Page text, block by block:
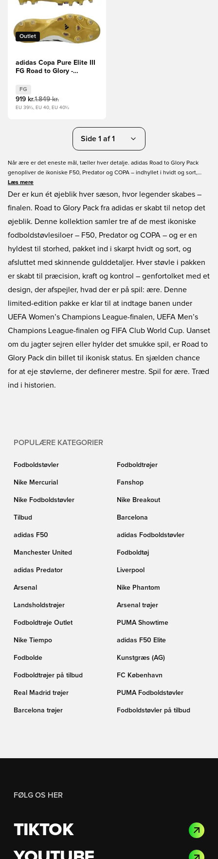
Outlet
adidas Copa Pure Elite III
FG Road to Glory -
FG
919 kr.1.849 kr.
EU 39½, EU 40, EU 40½
Side 1 af 1
Når ære er det eneste mål, tæller hver detalje. adidas Road to Glory Pack
genopliver de ikoniske F50, Predator og COPA – indhyllet i hvidt og sort,
kronet med metallisk guld. Skabt til at skinne på de største scener: UEFA
Women's og Men's Champions League-finalerne og FIFA Club World Cup. Én
Læs mere
Der er kun ét øjeblik hver sæson, hvor legender skabes –
finalen. Road to Glory Pack fra adidas er skabt til netop det
øjeblik. Denne kollektion samler tre af de mest ikoniske
fodboldstøvlesiloer – F50, Predator og COPA – og er en
hyldest til storhed, pakket ind i skarpt hvidt og sort, og
afsluttet med skinnende gulddetaljer. Hver støvle i pakken
er skabt til præcision, kraft og kontrol – genfortolket med et
design, der afspejler, hvad der er på spil: ære. Denne
limited-edition pakke er klar til at indtage banen under
UEFA Women’s Champions League-finalen, UEFA Men’s
Champions League-finalen og FIFA Club World Cup. Uanset
om du jagter sejren eller hylder det smukke spil, er Road to
Glory Pack din billet til ikonisk status. En sjælden chance
for at eje støvlerne, der definerer mestre. Spil for ære. Træd
ind i historien.
POPULÆRE KATEGORIER
Fodboldstøvler Fodboldtrøjer
Nike Mercurial Fanshop
Nike Fodboldstøvler Nike Breakout
Tilbud Barcelona
adidas F50 adidas Fodboldstøvler
Manchester United Fodboldtøj
adidas Predator Liverpool
Arsenal Nike Phantom
Landsholdstrøjer Arsenal trøjer
Fodboldtrøje Outlet PUMA Showtime
Nike Tiempo adidas F50 Elite
Fodbolde Kunstgræs (AG)
Fodboldtrøjer på tilbud FC København
Real Madrid trøjer PUMA Fodboldstøvler
Barcelona trøjer Fodboldstøvler på tilbud
FØLG OS HER
TIKTOK